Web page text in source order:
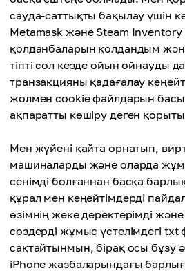
сауда-саттықты бақылау үшін
Metamask және Steam Inventory
қолданбаларын қолдандым
тіпті сол кезде ойын ойнауды
транзакцияны қадағалау
жолмен cookie файлдарын
ақпаратты көшіру деген
Мен жүйені қайта орнатып,
машиналарды және оларда
сенімді болғаннан басқа
құрал мен кеңейтімдерді
өзімнің жеке деректерімді
сөздерді жұмыс үстелімдегі
сақтайтынмын, бірақ осы бұзу
iPhone жазбаларындағы